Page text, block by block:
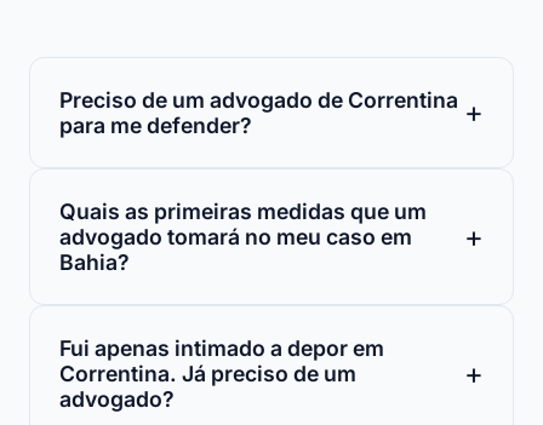
Preciso de um advogado de Correntina
para me defender?
Quais as primeiras medidas que um
advogado tomará no meu caso em
Bahia?
Fui apenas intimado a depor em
Correntina. Já preciso de um
advogado?